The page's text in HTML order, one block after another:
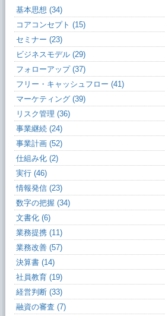
基本思想 (34)
コアコンセプト (15)
セミナー (23)
ビジネスモデル (29)
フォローアップ (37)
フリー・キャッシュフロー (41)
マーケティング (39)
リスク管理 (36)
事業継続 (24)
事業計画 (52)
仕組み化 (2)
実行 (46)
情報発信 (23)
数字の把握 (34)
文書化 (6)
業務提携 (11)
業務改善 (57)
決算書 (14)
社員教育 (19)
経営判断 (33)
融資の審査 (7)